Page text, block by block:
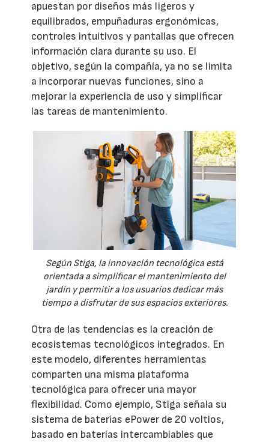
apuestan por diseños más ligeros y
equilibrados, empuñaduras ergonómicas,
controles intuitivos y pantallas que ofrecen
información clara durante su uso. El
objetivo, según la compañía, ya no se limita
a incorporar nuevas funciones, sino a
mejorar la experiencia de uso y simplificar
las tareas de mantenimiento.
Según Stiga, la innovación tecnológica está
orientada a simplificar el mantenimiento del
jardín y permitir a los usuarios dedicar más
tiempo a disfrutar de sus espacios exteriores.
Otra de las tendencias es la creación de
ecosistemas tecnológicos integrados. En
este modelo, diferentes herramientas
comparten una misma plataforma
tecnológica para ofrecer una mayor
flexibilidad. Como ejemplo, Stiga señala su
sistema de baterías ePower de 20 voltios,
basado en baterías intercambiables que